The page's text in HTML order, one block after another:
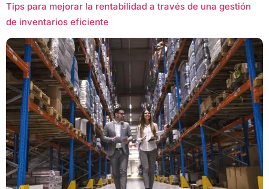
Tips para mejorar la rentabilidad a través de una gestión
de inventarios eficiente